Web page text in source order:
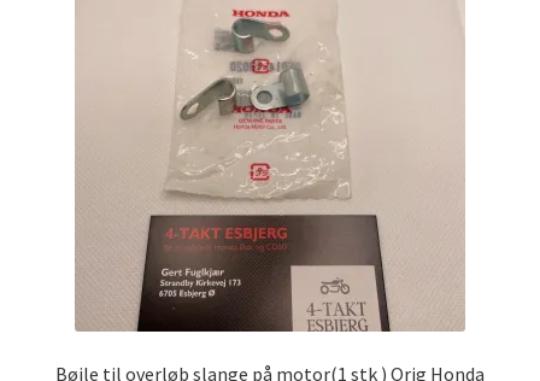
Bøjle til overløb slange på motor(1 stk ) Orig Honda